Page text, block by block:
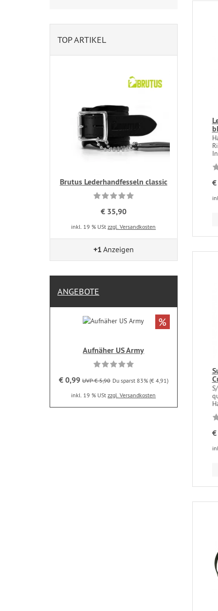
TOP ARTIKEL
Brutus Lederhandfesseln classic
€ 35,90
inkl. 19 % UStzzgl. Versandkosten
+1 Anzeigen
ANGEBOTE
Aufnäher US Army
€ 0,99 UVP € 5,90 Du sparst 83% (€ 4,91)
inkl. 19 % UStzzgl. Versandkosten
%